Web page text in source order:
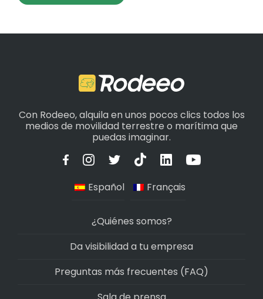
Con Rodeeo, alquila en unos pocos clics todos los
medios de movilidad terrestre o marítima que
puedas imaginar.
Español Français
¿Quiénes somos?
Da visibilidad a tu empresa
Preguntas más frecuentes (FAQ)